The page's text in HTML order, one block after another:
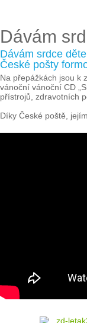
Dávám
Dávám srdce
České pošty
Na přepážkách jsou k
vánoční vánoční CD
přístrojů, zdravotních
Díky České poště,